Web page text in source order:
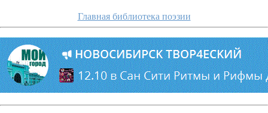
Главная библиотека поэзии